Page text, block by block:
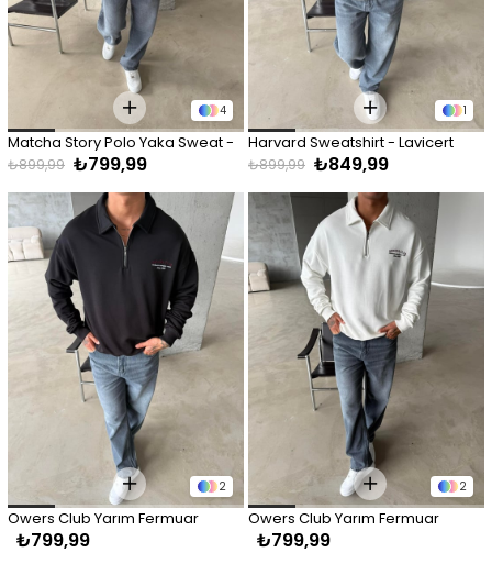
4
Matcha Story Polo Yaka Sweat -
Siyah
₺799,99
₺899,99
1
Harvard Sweatshirt - Lavicert
₺849,99
₺899,99
2
Owers Club Yarım Fermuar
Sweat - Siyah
₺799,99
2
Owers Club Yarım Fermuar
Sweat - Beyaz
₺799,99